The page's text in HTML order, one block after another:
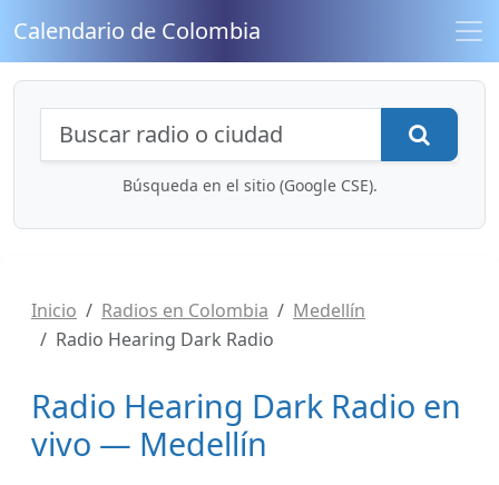
Calendario de Colombia
Búsqueda de radios y contenidos
Búsqueda en el sitio (Google CSE).
Inicio Radios en Colombia
Medellín
Radio Hearing Dark Radio
Radio Hearing Dark Radio en
vivo — Medellín